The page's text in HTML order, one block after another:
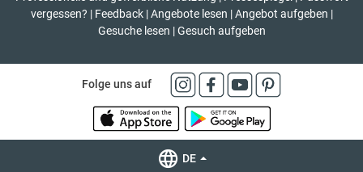
vergessen? | Feedback | Angebote lesen | Angebot aufgeben |
Gesuche lesen | Gesuch aufgeben
Folge uns auf
DE